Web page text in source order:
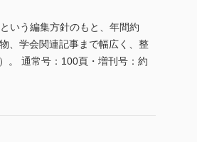
いう編集方針のもと、年間約
、学会関連記事まで幅広く、整
。 通常号：100頁・増刊号：約